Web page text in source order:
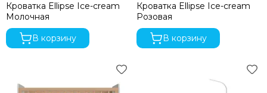
Кроватка Ellipse Ice-cream
Молочная
В корзину
Кроватка Ellipse Ice-cream
Розовая
В корзину